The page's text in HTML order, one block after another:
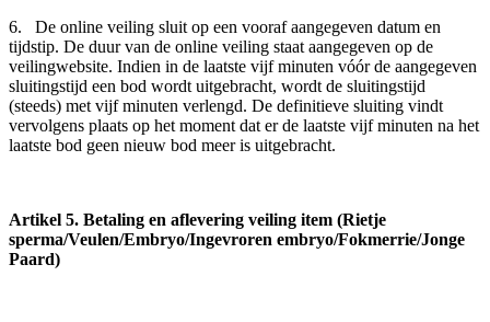
6. De online veiling sluit op een vooraf aangegeven datum en
tijdstip. De duur van de online veiling staat aangegeven op de
veilingwebsite. Indien in de laatste vijf minuten vóór de aangegeven
sluitingstijd een bod wordt uitgebracht, wordt de sluitingstijd
(steeds) met vijf minuten verlengd. De definitieve sluiting vindt
vervolgens plaats op het moment dat er de laatste vijf minuten na het
laatste bod geen nieuw bod meer is uitgebracht.
Artikel 5. Betaling en aflevering veiling item (Rietje
sperma/Veulen/Embryo/Ingevroren embryo/Fokmerrie/Jonge
Paard)